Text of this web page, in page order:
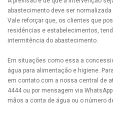
abastecimento deve ser normalizada
Vale reforçar que, os clientes que
residências e estabelecimentos,
intermitência do abastecimento.
Em situações como essa a
água para alimentação e higiene.
em contato com a nossa central de
4444 ou por mensagem via
mãos a conta de água ou o número